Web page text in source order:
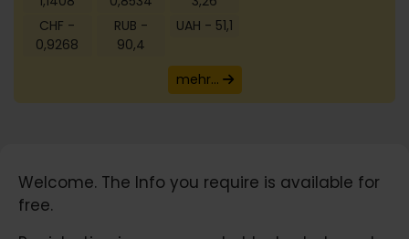
CHF -
0,9268
RUB -
90,4
UAH - 51,1
mehr...
Welcome. The Info you require is available for
free.